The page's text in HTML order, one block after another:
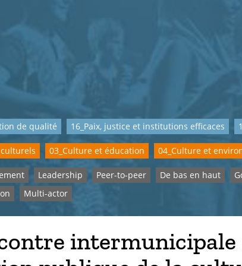
de qualité 16_Paix, justice et institutions efficaces
03_Culture et éducation 04_Culture et
Leadership Peer-to-peer De bas en haut
Multi-actor
intermunicipale